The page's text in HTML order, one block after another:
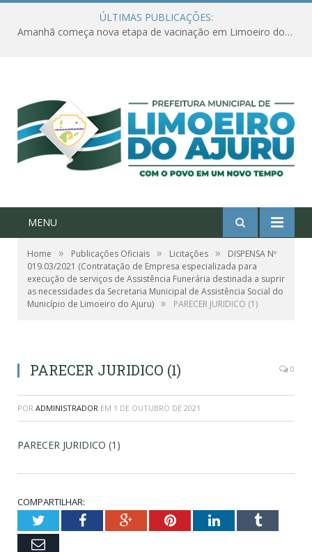
ÚLTIMAS PUBLICAÇÕES:
Amanhã começa nova etapa de vacinação em Limoeiro do Ajuru para idosos com 65 ou mais
MENU
Home » Publicações Oficiais » Licitações »
DISPENSA Nº
019.03/2021 (Contratação de Empresa especializada para
execução de serviços de Assistência Funerária destinada a suprir
as necessidades da Secretaria Municipal de Assistência Social do
Município de Limoeiro do Ajuru) » PARECER JURIDICO (1)
PARECER JURIDICO (1) 0
POR ADMINISTRADOR EM 1 DE OUTUBRO DE 2021
PARECER JURIDICO (1)
COMPARTILHAR:
TwitterFacebookGoogle+PinterestLinkedInTumblr
Email